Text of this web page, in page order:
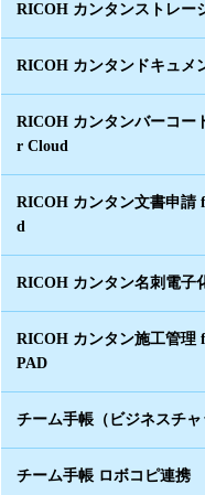
RICOH カンタンストレー
RICOH カンタンドキュメ
RICOH カンタンバーコー
r Cloud
RICOH カンタン文書申請
d
RICOH カンタン名刺電子
RICOH カンタン施工管理
PAD
チーム手帳（ビジネスチャ
チーム手帳 ロボコピ連携